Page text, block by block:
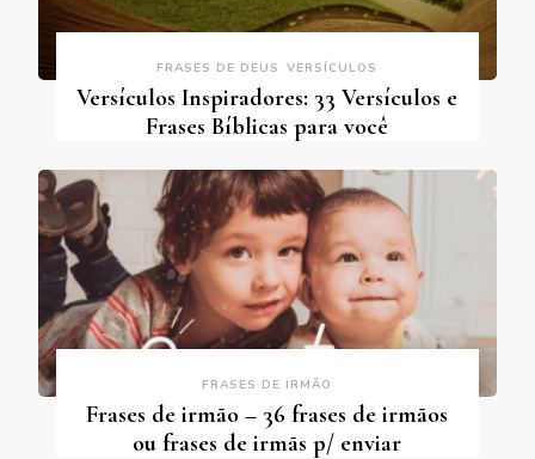
FRASES DE DEUS VERSÍCULOS
Versículos Inspiradores: 33 Versículos e
Frases Bíblicas para você
FRASES DE IRMÃO
Frases de irmão – 36 frases de irmãos
ou frases de irmãs p/ enviar